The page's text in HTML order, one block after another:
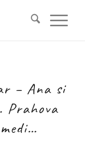
– Ana si
Prahova